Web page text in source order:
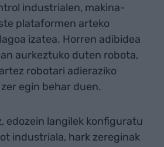
industrialen, makina-
plataformen arteko
izatea. Horren adibidea
aurkeztuko duten robota,
robotari adieraziko
egin behar duen.
edozein langilek konfiguratu
industriala, hark zereginak